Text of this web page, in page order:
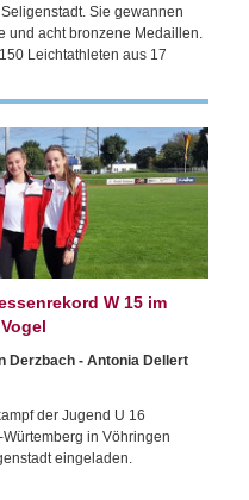
Sie gewannen
und acht bronzene Medaillen.
Leichtathleten aus 17
W 15 im
Derzbach - Antonia Dellert
der Jugend U 16
in Vöhringen
eingeladen.